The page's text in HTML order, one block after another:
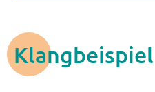
Klangbeispiel